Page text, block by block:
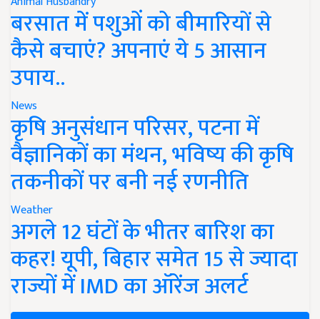
बरसात में पशुओं को बीमारियों से
कैसे बचाएं? अपनाएं ये 5 आसान
उपाय..
News
कृषि अनुसंधान परिसर, पटना में
वैज्ञानिकों का मंथन, भविष्य की कृषि
तकनीकों पर बनी नई रणनीति
Weather
अगले 12 घंटों के भीतर बारिश का
कहर! यूपी, बिहार समेत 15 से ज्यादा
राज्यों में IMD का ऑरेंज अलर्ट